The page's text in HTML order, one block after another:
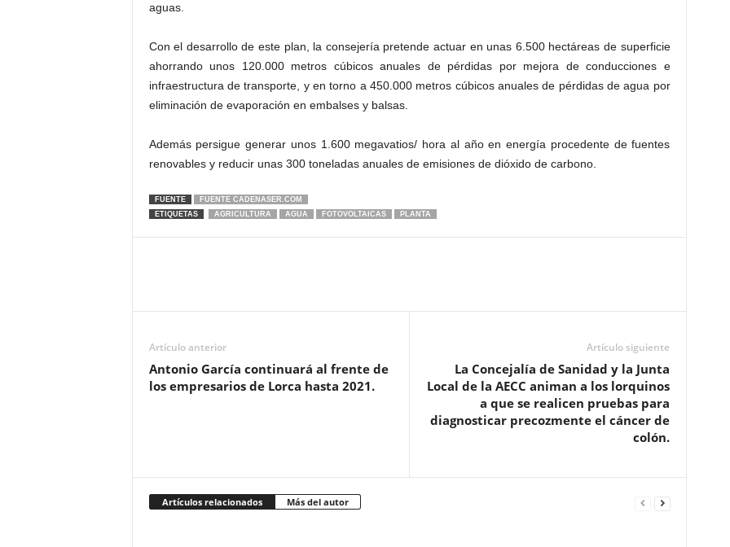
aguas.
Con el desarrollo de este plan, la consejería pretende actuar en unas 6.500 hectáreas de superficie
ahorrando unos 120.000 metros cúbicos anuales de pérdidas por mejora de conducciones e
infraestructura de transporte, y en torno a 450.000 metros cúbicos anuales de pérdidas de agua por
eliminación de evaporación en embalses y balsas.
Además persigue generar unos 1.600 megavatios/ hora al año en energía procedente de fuentes
renovables y reducir unas 300 toneladas anuales de emisiones de dióxido de carbono.
FUENTE
FUENTE CADENASER.COM
ETIQUETAS
AGRICULTURA AGUA FOTOVOLTAICAS PLANTA
Artículo anterior
Antonio García continuará al frente de
los empresarios de Lorca hasta 2021.
Artículo siguiente
La Concejalía de Sanidad y la Junta
Local de la AECC animan a los lorquinos
a que se realicen pruebas para
diagnosticar precozmente el cáncer de
colón.
Artículos relacionados Más del autor